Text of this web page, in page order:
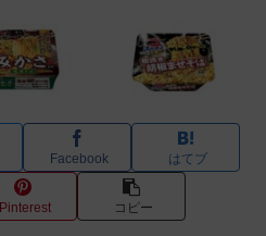
Facebook はてブ
Pinterest コピー